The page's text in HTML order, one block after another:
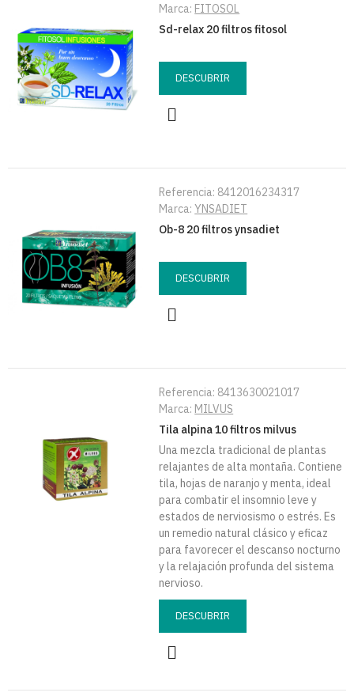
Marca: FITOSOL
Sd-relax 20 filtros fitosol
DESCUBRIR
Referencia: 8412016234317
Marca:YNSADIET
Ob-8 20 filtros ynsadiet
DESCUBRIR
Referencia: 8413630021017
Marca: MILVUS
Tila alpina 10 filtros milvus
Una mezcla tradicional de plantas
relajantes de alta montaña. Contiene
tila, hojas de naranjo y menta, ideal
para combatir el insomnio leve y
estados de nerviosismo o estrés. Es
un remedio natural clásico y eficaz
para favorecer el descanso nocturno
y la relajación profunda del sistema
nervioso.
DESCUBRIR